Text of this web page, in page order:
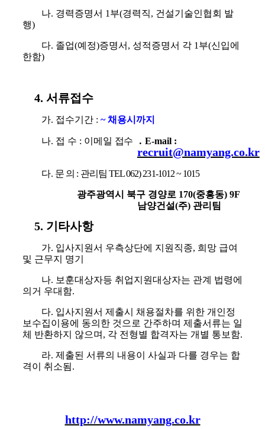
나. 경력증명서 1 부(경력직, 건설기술인협회 발
행)
다. 졸업(예정)증명서 , 성적증명서 각 1 부(신입에
한함)
4. 서류접수
가. 접수기간 : ~채용시까지
나. 접 수 : 이메일 접수 ․ E-mail :
recruit@namyang.co.kr
다. 문 의 : 관리팀 TEL 062) 231-1012 ~ 1015
광주광역시 북구 경양로 170(중흥동) 9F
남양건설(주) 관리팀
5. 기타사항
가. 입사지원서 우측상단에 지원직종, 희망 급여
및 근무지 명기
나. 보훈대상자등 취업지원대상자는 관계 법령에
의거 우대함.
다. 입사지원서 제출시 채용절차를 위한 개인정
보수집이용에 동의한 것으로 간주하며 제출서류는 일
체 반환하지 않으며 , 각 전형별 합격자는 개별 통보함.
라. 제출된 서류의 내용이 사실과 다를 경우는 합
격이 취소됨.
http://www.namyang.co.kr